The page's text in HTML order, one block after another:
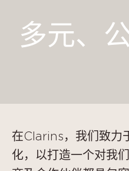
多元、
在Clarins，我们致力
化，以打造一个对我